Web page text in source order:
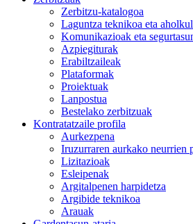
Zerbitzu-katalogoa
Laguntza teknikoa eta
Komunikazioak eta
Azpiegiturak
Erabiltzaileak
Plataformak
Proiektuak
Lanpostua
Bestelako zerbitzuak
Kontratatzaile profila
Aurkezpena
Iruzurraren aurkako neurrien
Lizitazioak
Esleipenak
Argitalpenen harpidetza
Argibide teknikoa
Arauak